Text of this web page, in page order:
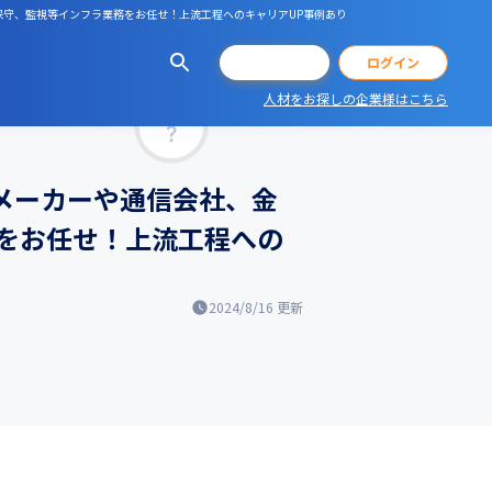
、監視等インフラ業務をお任せ！上流工程へのキャリアUP事例あり
ログイン
人材をお探しの企業様はこちら
ーカーや通信会社、金
お任せ！上流工程への
2024/8/16 更新